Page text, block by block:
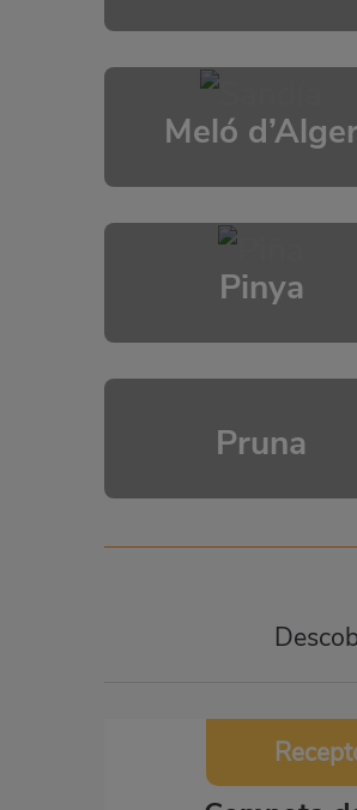
Meló
Pinya
Pruna